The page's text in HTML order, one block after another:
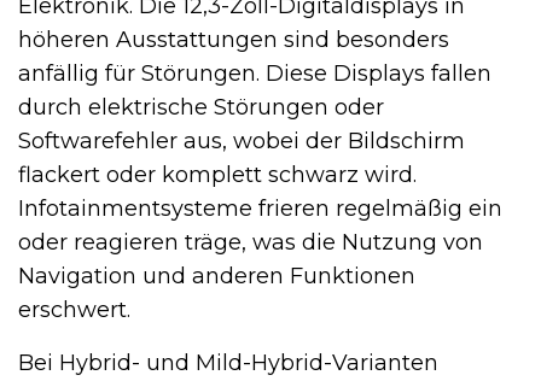
Elektronik. Die 12,3-Zoll-Digitaldisplays in
höheren Ausstattungen sind besonders
anfällig für Störungen. Diese Displays fallen
durch elektrische Störungen oder
Softwarefehler aus, wobei der Bildschirm
flackert oder komplett schwarz wird.
Infotainmentsysteme frieren regelmäßig ein
oder reagieren träge, was die Nutzung von
Navigation und anderen Funktionen
erschwert.
Bei Hybrid- und Mild-Hybrid-Varianten